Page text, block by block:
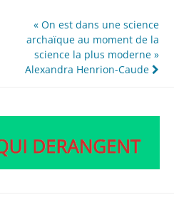
« On est dans une science
archaïque au moment de la
science la plus moderne »
Alexandra Henrion-Caude